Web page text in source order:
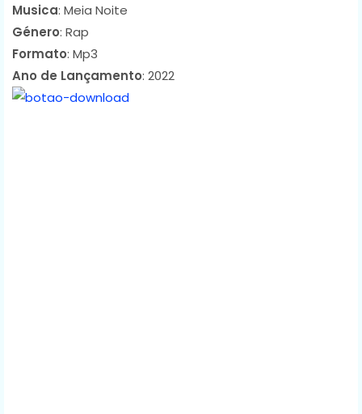
Musica: Meia Noite
Género: Rap
Formato: Mp3
Ano de Lançamento: 2022